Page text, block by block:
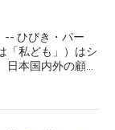
-- ひびき・パー
「私ども」）はシ
日本国内外の顧客
、運用をして参り